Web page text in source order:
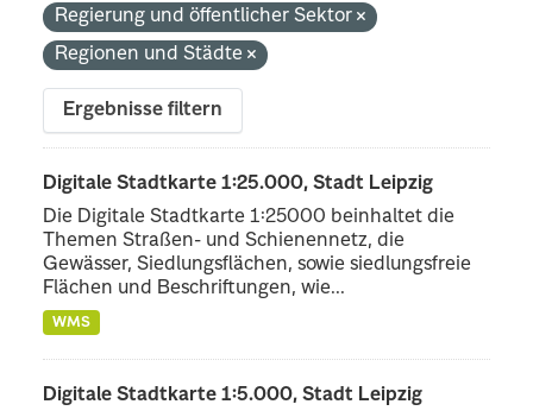
Regierung und öffentlicher Sektor
Regionen und Städte
Ergebnisse filtern
Digitale Stadtkarte 1:25.000, Stadt Leipzig
Die Digitale Stadtkarte 1:25000 beinhaltet die
Themen Straßen- und Schienennetz, die
Gewässer, Siedlungsflächen, sowie siedlungsfreie
Flächen und Beschriftungen, wie...
WMS
Digitale Stadtkarte 1:5.000, Stadt Leipzig